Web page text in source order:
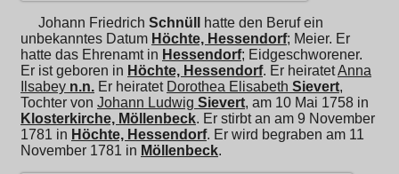
Johann Friedrich Schnüll
hatte den Beruf ein
unbekanntes Datum Höchte, Hessendorf; Meier. Er
hatte das Ehrenamt in Hessendorf; Eidgeschworener.
Er ist geboren in Höchte, Hessendorf. Er heiratetAnna
Ilsabey n.n. Er heiratet Dorothea Elisabeth Sievert,
Tochter von Johann Ludwig Sievert, am 10 Mai 1758 in
Klosterkirche, Möllenbeck. Er stirbt an am 9 November
1781 in Höchte, Hessendorf. Er wird begraben am 11
November 1781 in Möllenbeck.